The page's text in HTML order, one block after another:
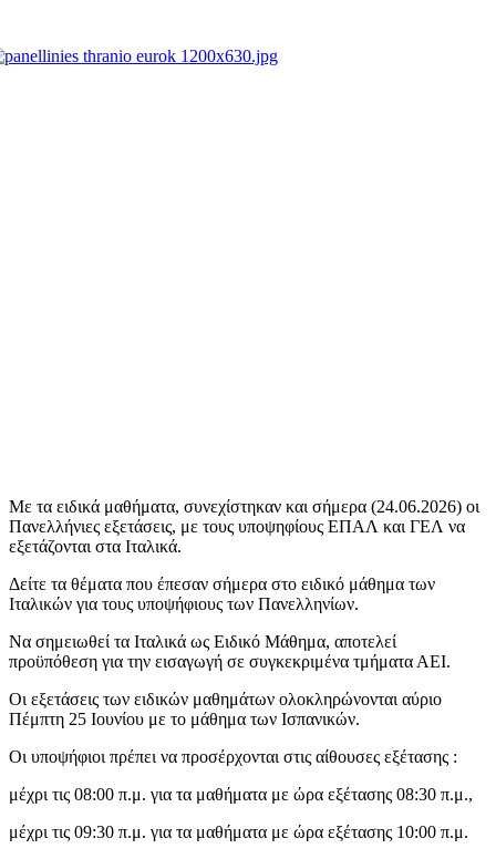
Με τα ειδικά μαθήματα, συνεχίστηκαν και σήμερα (24.06.2026) οι
Πανελλήνιες εξετάσεις, με τους υποψηφίους ΕΠΑΛ και ΓΕΛ να
εξετάζονται στα Ιταλικά.
Δείτε τα θέματα που έπεσαν σήμερα στο ειδικό μάθημα των
Ιταλικών για τους υποψήφιους των Πανελληνίων.
Να σημειωθεί τα Ιταλικά ως Ειδικό Μάθημα, αποτελεί
προϋπόθεση για την εισαγωγή σε συγκεκριμένα τμήματα ΑΕΙ.
Οι εξετάσεις των ειδικών μαθημάτων ολοκληρώνονται αύριο
Πέμπτη 25 Ιουνίου με το μάθημα των Ισπανικών.
Οι υποψήφιοι πρέπει να προσέρχονται στις αίθουσες εξέτασης :
μέχρι τις 08:00 π.μ. για τα μαθήματα με ώρα εξέτασης 08:30 π.μ.,
μέχρι τις 09:30 π.μ. για τα μαθήματα με ώρα εξέτασης 10:00 π.μ.